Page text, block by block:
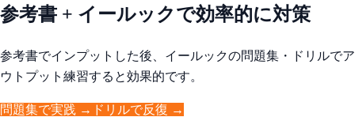
参考書 + イールックで効率的に対策
参考書でインプットした後、イールックの問題集・ドリルでア
ウトプット練習すると効果的です。
問題集で実践 → ドリルで反復 →